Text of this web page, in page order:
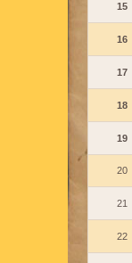
15
16
17
18
19
20
21
22